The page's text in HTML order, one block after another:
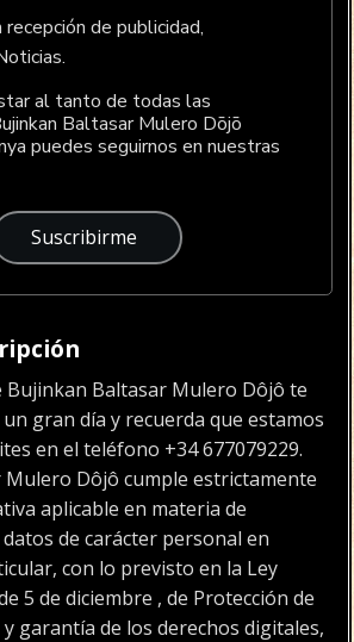
de publicidad,
al tanto de todas las
Baltasar Mulero Dōjō
puedes seguirnos en nuestras
Bujinkan Baltasar Mulero Dôjô te
gran día y recuerda que estamos
en el teléfono +34 677079229.
Dôjô cumple estrictamente
aplicable en materia de
de carácter personal en
con lo previsto en la Ley
5 de diciembre , de Protección de
garantía de los derechos digitales,